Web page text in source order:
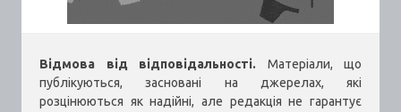
Відмова від відповідальності. Матеріали, що
публікуються, засновані на джерелах, які
розцінюються як надійні, але редакція не гарантує